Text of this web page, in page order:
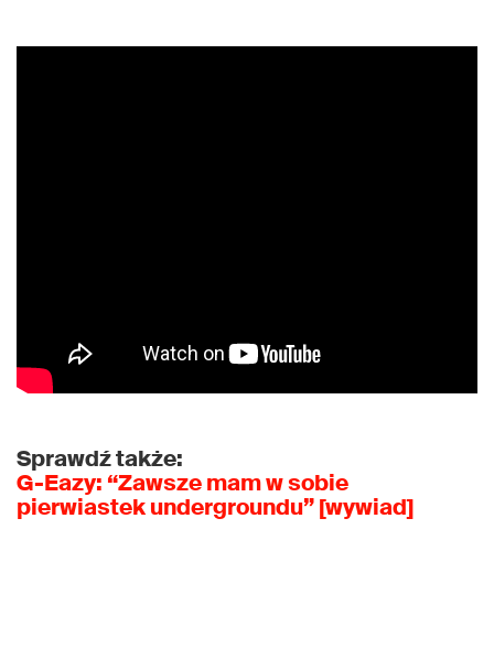
Sprawdź także:
G-Eazy: “Zawsze mam w sobie
pierwiastek undergroundu” [wywiad]